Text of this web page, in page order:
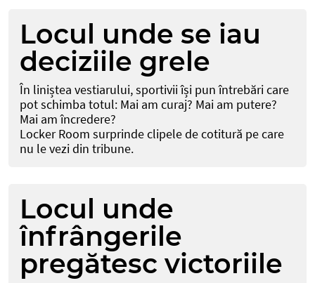
Locul unde se iau
deciziile grele
În liniștea vestiarului, sportivii își pun întrebări care
pot schimba totul: Mai am curaj? Mai am putere?
Mai am încredere?
Locker Room surprinde clipele de cotitură pe care
nu le vezi din tribune.
Locul unde
înfrângerile
pregătesc victoriile